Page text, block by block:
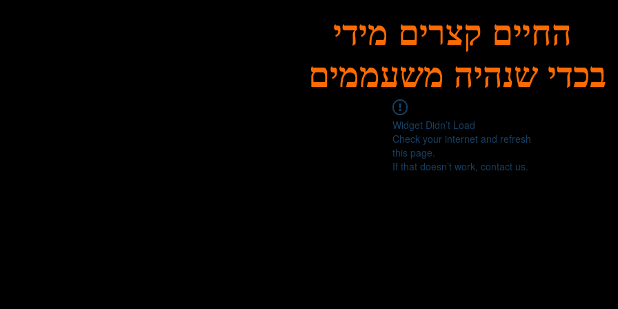
בכדי שנהיה משעממים
Widget Didn’t Load
Check your internet and refresh
this page.
If that doesn’t work, contact us.